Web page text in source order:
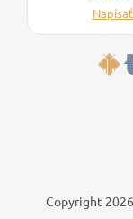
Copyright 2026